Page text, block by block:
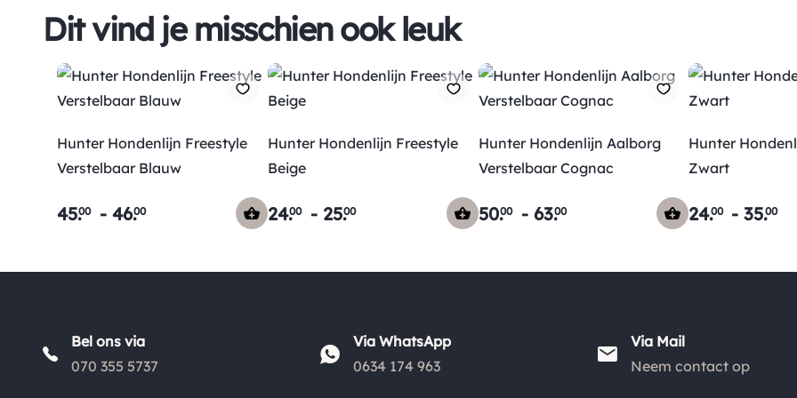
Dit vind je misschien ook leuk
Hunter Hondenlijn Freestyle
Verstelbaar Blauw
45.00 - 46.00
Hunter Hondenlijn Freestyle
Beige
24.00 - 25.00
Hunter Hondenlijn Aalborg
Verstelbaar Cognac
50.00 - 63.00
Hunter
Zwart
24.00 -35.00
Bel ons via
070 355 5737
Via WhatsApp
0634 174 963
Via Mail
Neem contact op